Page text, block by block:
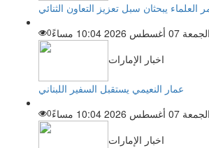
العلماء يبحثان سبل تعزيز التعاون الثنائي
الجمعة 07 أغسطس 2026 10:04 مساءً
0
اخبار الإمارات
عمار النعيمي يستقبل السفير اللبناني
الجمعة 07 أغسطس 2026 10:04 مساءً
0
اخبار الإمارات